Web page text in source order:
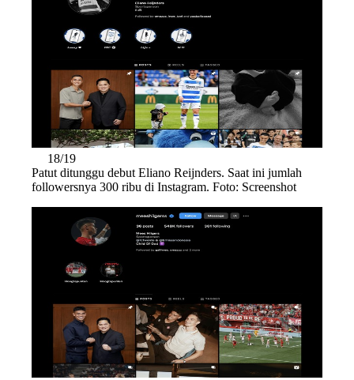
18/19
Patut ditunggu debut Eliano Reijnders. Saat ini jumlah
followersnya 300 ribu di Instagram. Foto: Screenshot